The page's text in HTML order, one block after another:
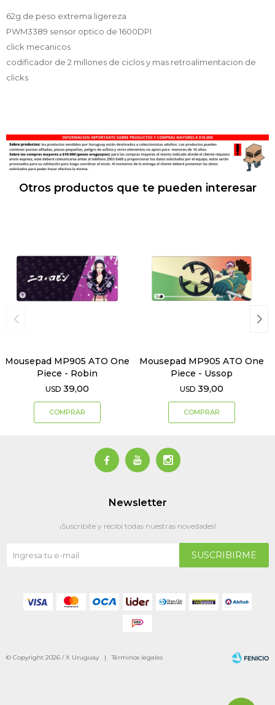
62g de peso extrema ligereza
PWM3389 sensor optico de 1600DPI
click mecanicos
codificador de 2 millones de ciclos y mas retroalimentacion de
clicks
Otros productos que te pueden interesar
Mousepad MP905 ATO One
Piece - Robin
USD 39,00
Mousepad MP905 ATO One
Piece - Ussop
USD 39,00
  
Newsletter
¡Suscribite y recibí todas nuestras novedades!
SUSCRIBIRME
© Copyright 2026 / X Uruguay |Términos legales